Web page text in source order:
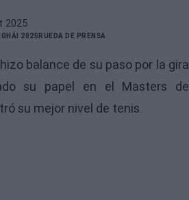
2025
2025 RUEDA DE PRENSA
balance de su paso por la gira
su papel en el Masters de
su mejor nivel de tenis.